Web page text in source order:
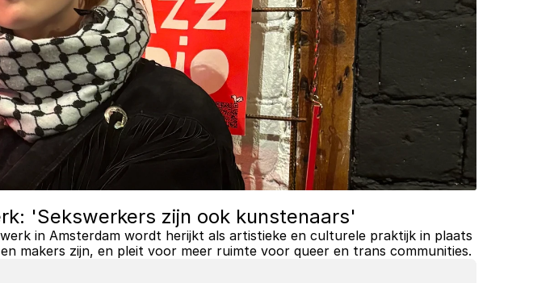
'Sekswerkers zijn ook kunstenaars'
in Amsterdam wordt herijkt als artistieke en culturele praktijk in plaats
makers zijn, en pleit voor meer ruimte voor queer en trans communities.